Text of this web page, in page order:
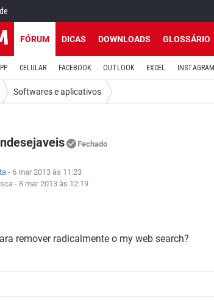
FÓRUM DICAS DOWNLOADS GLOSSÁRIO
CELULAR FACEBOOK OUTLOOK EXCEL INSTAGRAM
Softwares e aplicativos
Fechado
- 6 mar 2013 às 11:23
- 8 mar 2013 às 12:19
remover radicalmente o my web search?